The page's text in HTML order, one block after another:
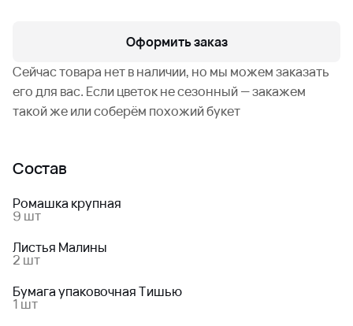
Оформить заказ
Сейчас товара нет в наличии, но мы можем заказать
его для вас. Если цветок не сезонный — закажем
такой же или соберём похожий букет
Состав
Ромашка крупная
9 шт
Листья Малины
2 шт
Бумага упаковочная Тишью
1 шт